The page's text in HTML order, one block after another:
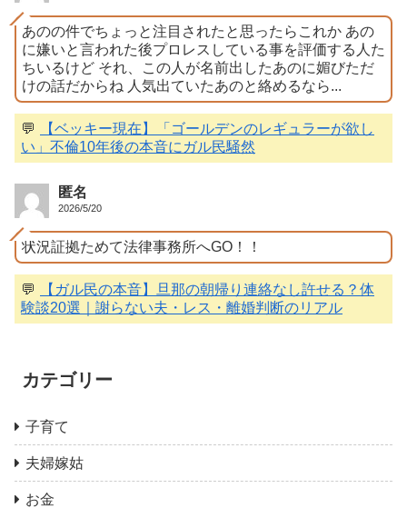
あのの件でちょっと注目されたと思ったらこれか あの
に嫌いと言われた後プロレスしている事を評価する人た
ちいるけど それ、この人が名前出したあのに媚びただ
けの話だからね 人気出ていたあのと絡めるなら...
💬
【ベッキー現在】「ゴールデンのレギュラーが欲し
い」不倫10年後の本音にガル民騒然
匿名
2026/5/20
状況証拠ためて法律事務所へGO！！
💬
【ガル民の本音】旦那の朝帰り連絡なし許せる？体
験談20選｜謝らない夫・レス・離婚判断のリアル
カテゴリー
子育て
夫婦嫁姑
お金